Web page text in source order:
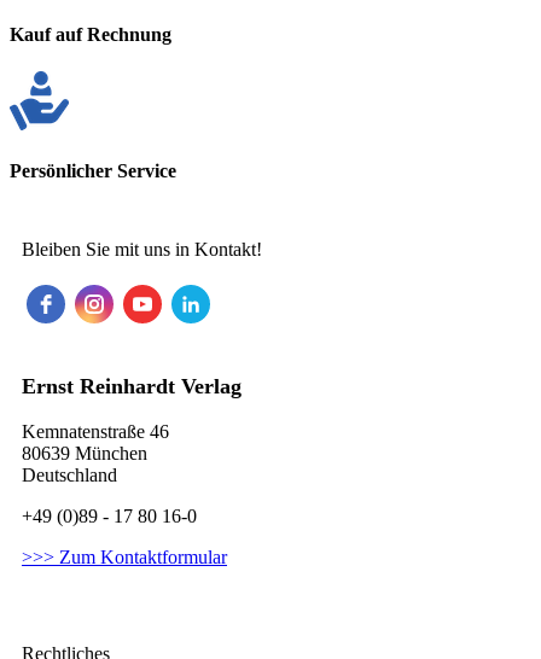
Kauf auf Rechnung
Persönlicher Service
Bleiben Sie mit uns in Kontakt!
Ernst Reinhardt Verlag
Kemnatenstraße 46
80639 München
Deutschland
+49 (0)89 - 17 80 16-0
>>> Zum Kontaktformular
Rechtliches